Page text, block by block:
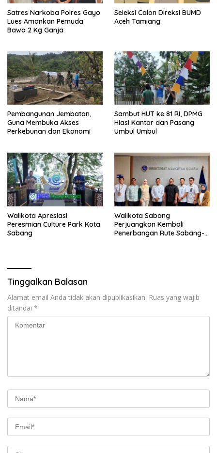
Satres Narkoba Polres Gayo
Lues Amankan Pemuda
Bawa 2 Kg Ganja
Seleksi Calon Direksi BUMD
Aceh Tamiang
Pembangunan Jembatan,
Guna Membuka Akses
Perkebunan dan Ekonomi
Sambut HUT ke 81 RI, DPMG
Hiasi Kantor dan Pasang
Umbul Umbul
Walikota Apresiasi
Peresmian Culture Park Kota
Sabang
Walikota Sabang
Perjuangkan Kembali
Penerbangan Rute Sabang-
Tinggalkan Balasan
Alamat email Anda tidak akan dipublikasikan. Ruas yang wajib
ditandai *